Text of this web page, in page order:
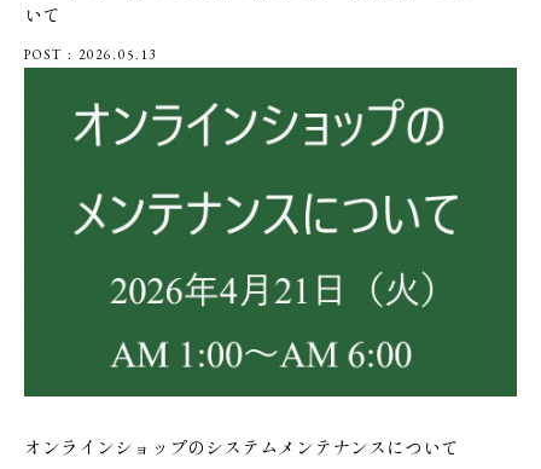
いて
POST : 2026.05.13
オンラインショップのシステムメンテナンスについて